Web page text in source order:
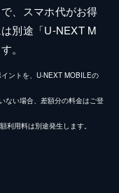
、スマホ代がお得
別途「U-NEXT M
。
ントを、U-NEXT MOBILEの
ない場合、差額分の料金はご登
利用料は別途発生します。